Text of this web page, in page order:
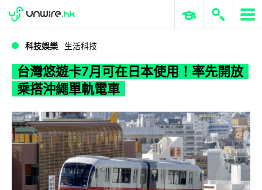
WWDC 2026 ERP 與商業 AI
科技娛樂 生活科技
台灣悠遊卡7月可在日本使用！率先開放
乘搭沖繩單軌電車